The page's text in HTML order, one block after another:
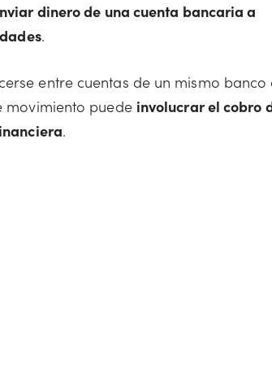
dinero de una cuenta bancaria a
.
entre cuentas de un mismo banco
movimiento puede involucrar el cobro
.